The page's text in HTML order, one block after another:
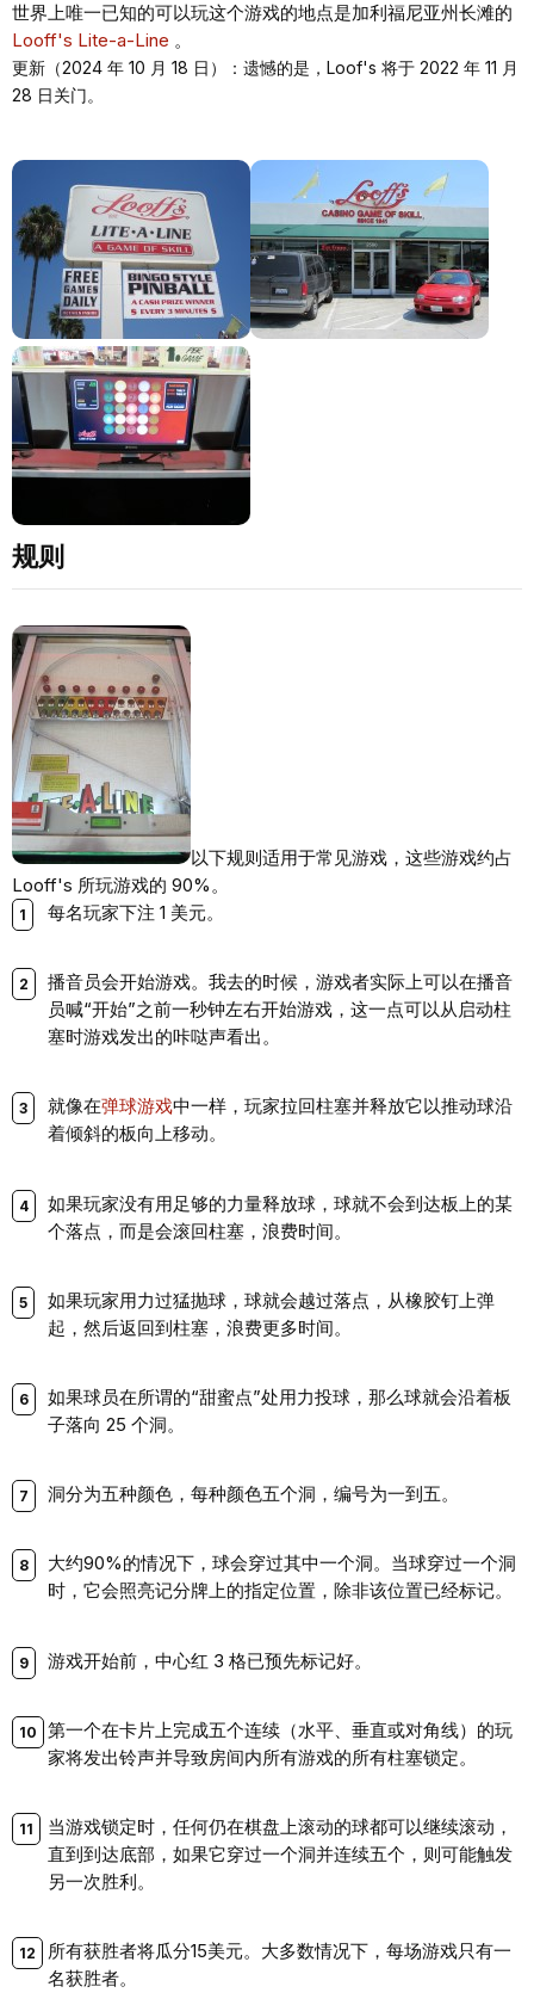
世界上唯一已知的可以玩这个游戏的地点是加利福尼亚州长滩的
Looff's Lite-a-Line 。
更新（2024 年 10 月 18 日）：遗憾的是，Loof's 将于 2022 年 11 月
28 日关门。
规则
以下规则适用于常见游戏，这些游戏约占
Looff's 所玩游戏的 90%。
每名玩家下注 1 美元。
播音员会开始游戏。我去的时候，游戏者实际上可以在播音
员喊“开始”之前一秒钟左右开始游戏，这一点可以从启动柱
塞时游戏发出的咔哒声看出。
就像在弹球游戏中一样，玩家拉回柱塞并释放它以推动球沿
着倾斜的板向上移动。
如果玩家没有用足够的力量释放球，球就不会到达板上的某
个落点，而是会滚回柱塞，浪费时间。
如果玩家用力过猛抛球，球就会越过落点，从橡胶钉上弹
起，然后返回到柱塞，浪费更多时间。
如果球员在所谓的“甜蜜点”处用力投球，那么球就会沿着板
子落向 25 个洞。
洞分为五种颜色，每种颜色五个洞，编号为一到五。
大约90%的情况下，球会穿过其中一个洞。当球穿过一个洞
时，它会照亮记分牌上的指定位置，除非该位置已经标记。
游戏开始前，中心红 3 格已预先标记好。
第一个在卡片上完成五个连续（水平、垂直或对角线）的玩
家将发出铃声并导致房间内所有游戏的所有柱塞锁定。
当游戏锁定时，任何仍在棋盘上滚动的球都可以继续滚动，
直到到达底部，如果它穿过一个洞并连续五个，则可能触发
另一次胜利。
所有获胜者将瓜分15美元。大多数情况下，每场游戏只有一
名获胜者。